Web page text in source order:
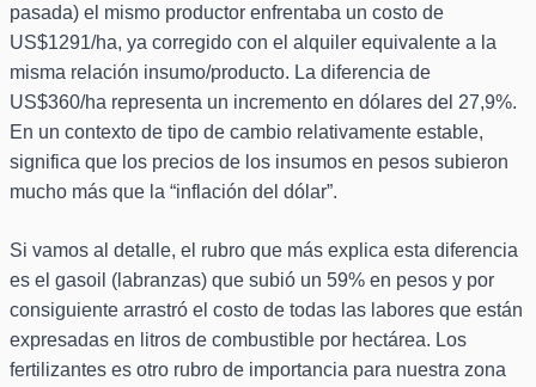
pasada) el mismo productor enfrentaba un costo de
US$1291/ha, ya corregido con el alquiler equivalente a la
misma relación insumo/producto. La diferencia de
US$360/ha representa un incremento en dólares del 27,9%.
En un contexto de tipo de cambio relativamente estable,
significa que los precios de los insumos en pesos subieron
mucho más que la “inflación del dólar”.
Si vamos al detalle, el rubro que más explica esta diferencia
es el gasoil (labranzas) que subió un 59% en pesos y por
consiguiente arrastró el costo de todas las labores que están
expresadas en litros de combustible por hectárea. Los
fertilizantes es otro rubro de importancia para nuestra zona